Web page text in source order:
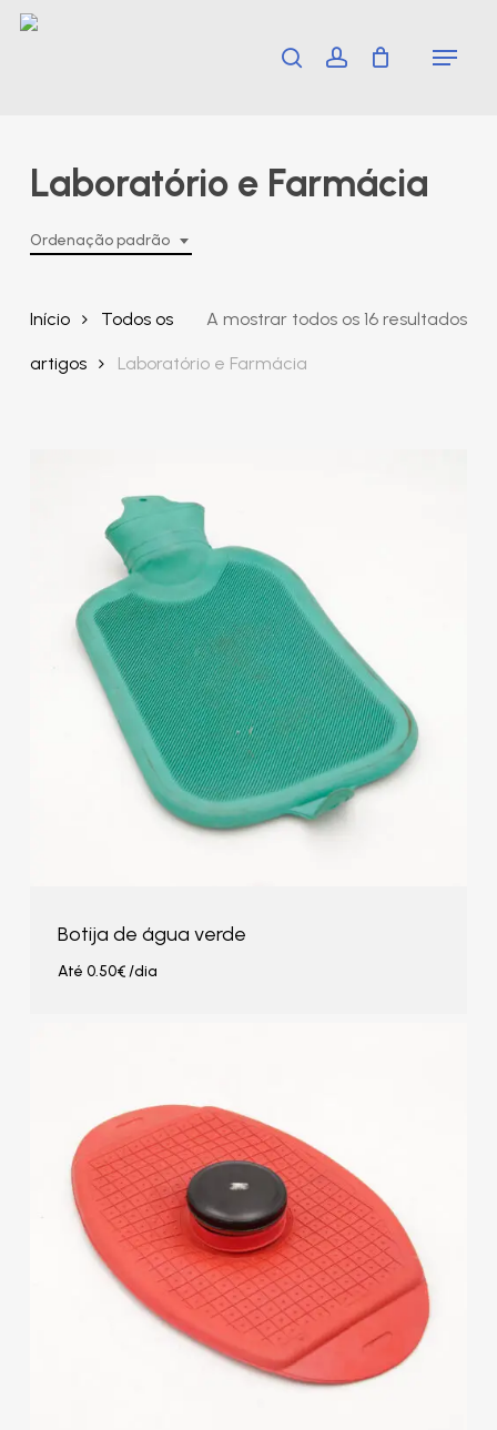
Skip
search account Menu
Laboratório e Farmácia
Ordenação padrão
A mostrar todos os 16 resultados
Início Todos os
artigos Laboratório e Farmácia
Botija de água verde
Até 0.50€/dia